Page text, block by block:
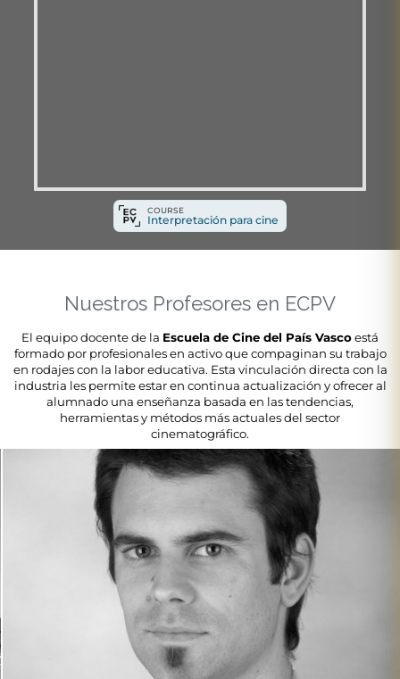
COURSE
Interpretación para cine
Nuestros Profesores en ECPV
El equipo docente de la Escuela de Cine del País Vascoestá
formado por profesionales en activo que compaginan su trabajo
en rodajes con la labor educativa. Esta vinculación directa con la
industria les permite estar en continua actualización y ofrecer al
alumnado una enseñanza basada en las tendencias,
herramientas y métodos más actuales del sector
cinematográfico.